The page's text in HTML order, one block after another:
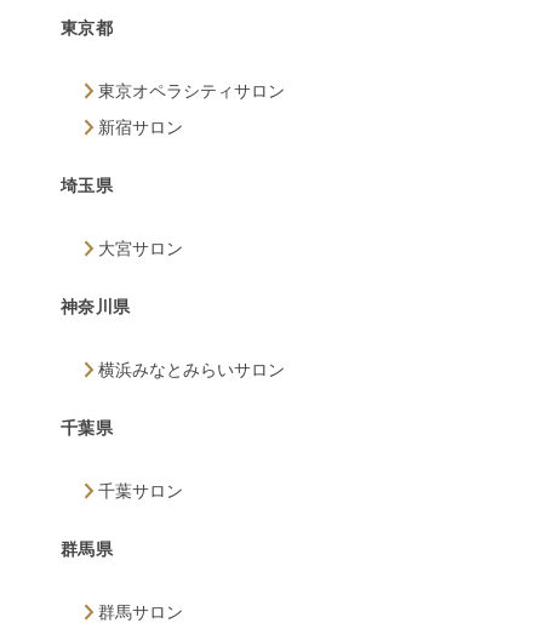
東京都
東京オペラシティサロン
新宿サロン
埼玉県
大宮サロン
神奈川県
横浜みなとみらいサロン
千葉県
千葉サロン
群馬県
群馬サロン